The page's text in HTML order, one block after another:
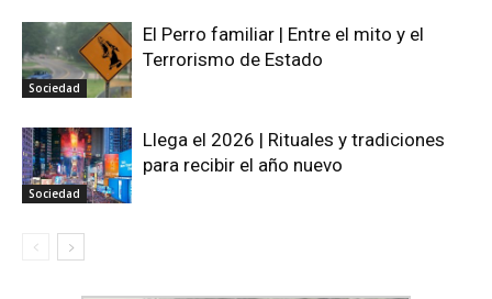
Sociedad
El Perro familiar | Entre el mito y el
Terrorismo de Estado
Sociedad
Llega el 2026 | Rituales y tradiciones
para recibir el año nuevo